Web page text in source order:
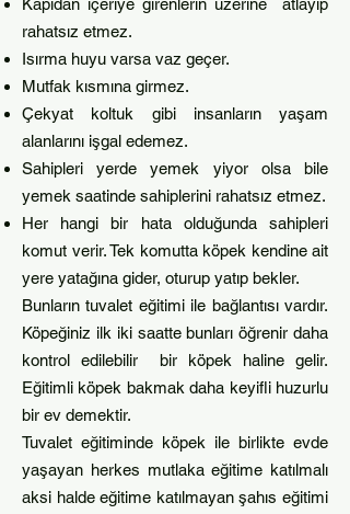
Kapıdan içeriye girenlerin üzerine atlayıp
rahatsız etmez.
Isırma huyu varsa vaz geçer.
Mutfak kısmına girmez.
Çekyat koltuk gibi insanların yaşam
alanlarını işgal edemez.
Sahipleri yerde yemek yiyor olsa bile
yemek saatinde sahiplerini rahatsız etmez.
Her hangi bir hata olduğunda sahipleri
komut verir. Tek komutta köpek kendine ait
yere yatağına gider, oturup yatıp bekler.
Bunların tuvalet eğitimi ile bağlantısı vardır.
Köpeğiniz ilk iki saatte bunları öğrenir daha
kontrol edilebilir bir köpek haline gelir.
Eğitimli köpek bakmak daha keyifli huzurlu
bir ev demektir.
Tuvalet eğitiminde köpek ile birlikte evde
yaşayan herkes mutlaka eğitime katılmalı
aksi halde eğitime katılmayan şahıs eğitimi